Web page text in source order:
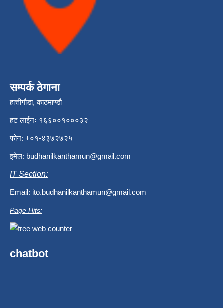
सम्पर्क ठेगाना
हात्तीगौडा, काठमाण्डौ
हट लाईनः १६६००१०००३२
फोन: +०१-४३७२७२५
इमेल: budhanilkanthamun@gmail.com
IT Section:
Email: ito.budhanilkanthamun@gmail.com
Page Hits:
chatbot